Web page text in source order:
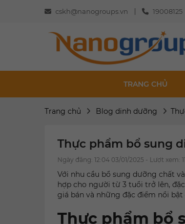
cskh@nanogroups.vn 19008125
TRANG CHỦ
Trang chủ Blog dinh dưỡng
Thực phẩm bổ sung
Ngày đăng: 12:04 03/01/2025 - Lượt xem:
Với nhu cầu bổ sung dưỡng chất
hợp cho người từ 3 tuổi trở lên,
giá bán và những đặc điểm nổi
Thực phẩm bổ